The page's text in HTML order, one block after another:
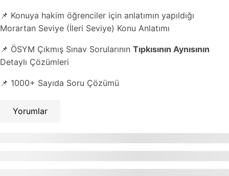
📌 Konuya hakim öğrenciler için anlatımın yapıldığı
Morartan Seviye (İleri Seviye) Konu Anlatımı
📌 ÖSYM Çıkmış Sınav Sorularının Tıpkısının Aynısının
Detaylı Çözümleri
📌 1000+ Sayıda Soru Çözümü
Yorumlar